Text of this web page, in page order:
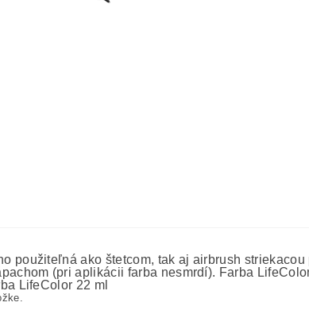
použiteľná ako štetcom, tak aj airbrush
(pri aplikácii farba nesmrdí). Farba
LifeColor 22 ml